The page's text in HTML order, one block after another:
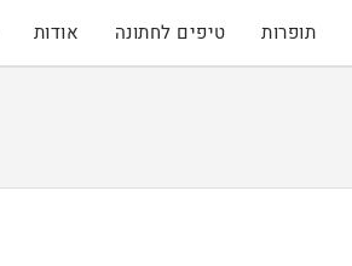
תופרות טיפים לחתונה אודות